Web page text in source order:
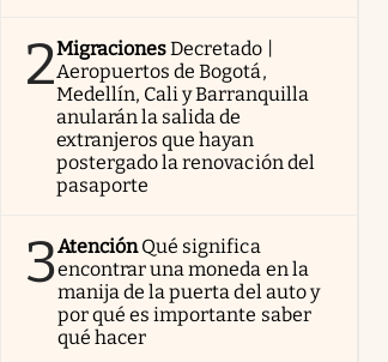
2MigracionesDecretado |
Aeropuertos de Bogotá,
Medellín, Cali y Barranquilla
anularán la salida de
extranjeros que hayan
postergado la renovación del
pasaporte
3AtenciónQué significa
encontrar una moneda en la
manija de la puerta del auto y
por qué es importante saber
qué hacer